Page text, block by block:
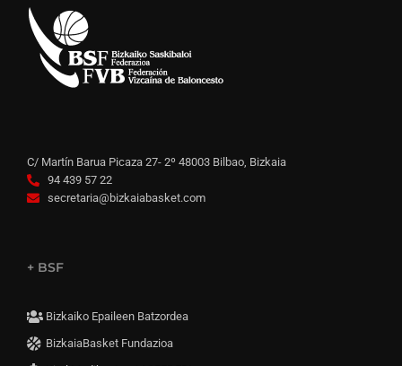
C/ Martín Barua Picaza 27- 2º 48003 Bilbao, Bizkaia
94 439 57 22
secretaria@bizkaiabasket.com
+ BSF
Bizkaiko Epaileen Batzordea
BizkaiaBasket Fundazioa